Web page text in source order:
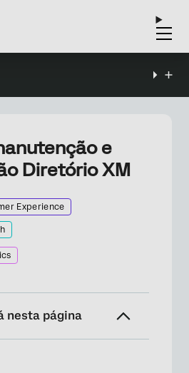
e
Diretório XM
Experience
nesta página